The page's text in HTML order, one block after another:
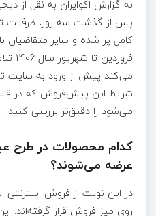
به گزارش اکوایران به نقل از
کامل پر شده و سایر متقاضیان
می‌کند پیش از ورود به سایت
شرایط این پیش‌فروش که در
می‌شود را دقیق‌تر بررسی کنید.
کدام محصولات در طرح
عرضه می‌شوند؟
روی میز فروش قرار گرفته‌اند.